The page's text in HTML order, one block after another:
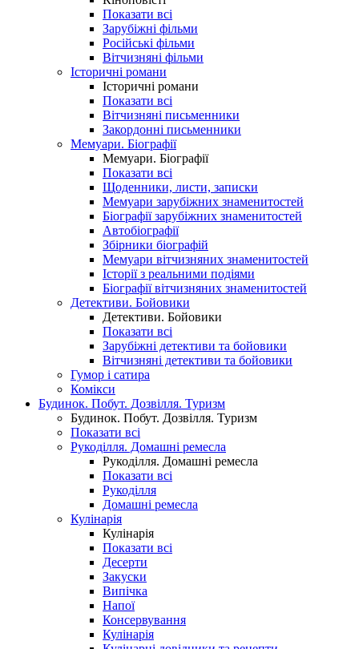
Показати всі
Зарубіжні фільми
Російські фільми
Вітчизняні фільми
Історичні романи
Історичні романи
Показати всі
Вітчизняні письменники
Закордонні письменники
Мемуари. Біографії
Мемуари. Біографії
Показати всі
Щоденники, листи, записки
Мемуари зарубіжних знаменитостей
Біографії зарубіжних знаменитостей
Автобіографії
Збірники біографій
Мемуари вітчизняних знаменитостей
Історії з реальними подіями
Біографії вітчизняних знаменитостей
Детективи. Бойовики
Детективи. Бойовики
Показати всі
Зарубіжні детективи та бойовики
Вітчизняні детективи та бойовики
Гумор і сатира
Комікси
Будинок. Побут. Дозвілля. Туризм
Будинок. Побут. Дозвілля. Туризм
Показати всі
Рукоділля. Домашні ремесла
Рукоділля. Домашні ремесла
Показати всі
Рукоділля
Домашні ремесла
Кулінарія
Кулінарія
Показати всі
Десерти
Закуски
Випічка
Напої
Консервування
Кулінарія